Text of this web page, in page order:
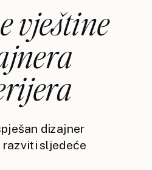
vještine
dizajner
razviti sljedeće